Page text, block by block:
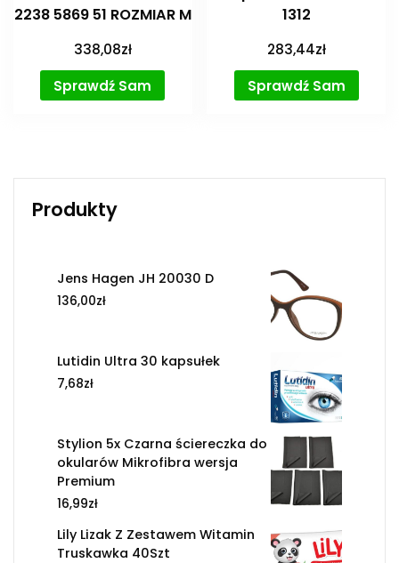
2238 5869 51 ROZMIAR M
338,08zł
Sprawdź Sam
1312
283,44zł
Sprawdź Sam
Produkty
Jens Hagen JH 20030 D
136,00zł
Lutidin Ultra 30 kapsułek
7,68zł
Stylion 5x Czarna ściereczka do
okularów Mikrofibra wersja
Premium
16,99zł
Lily Lizak Z Zestawem Witamin
Truskawka 40Szt